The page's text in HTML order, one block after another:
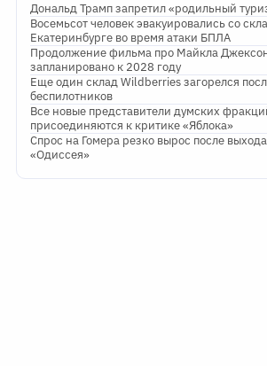
Дональд Трамп запретил «родильный
Восемьсот человек эвакуировались со
Екатеринбурге во время атаки БПЛА
Продолжение фильма про Майкла
запланировано к 2028 году
Еще один склад Wildberries загорелся
беспилотников
Все новые представители думских
присоединяются к критике «Яблока»
Спрос на Гомера резко вырос после
«Одиссея»